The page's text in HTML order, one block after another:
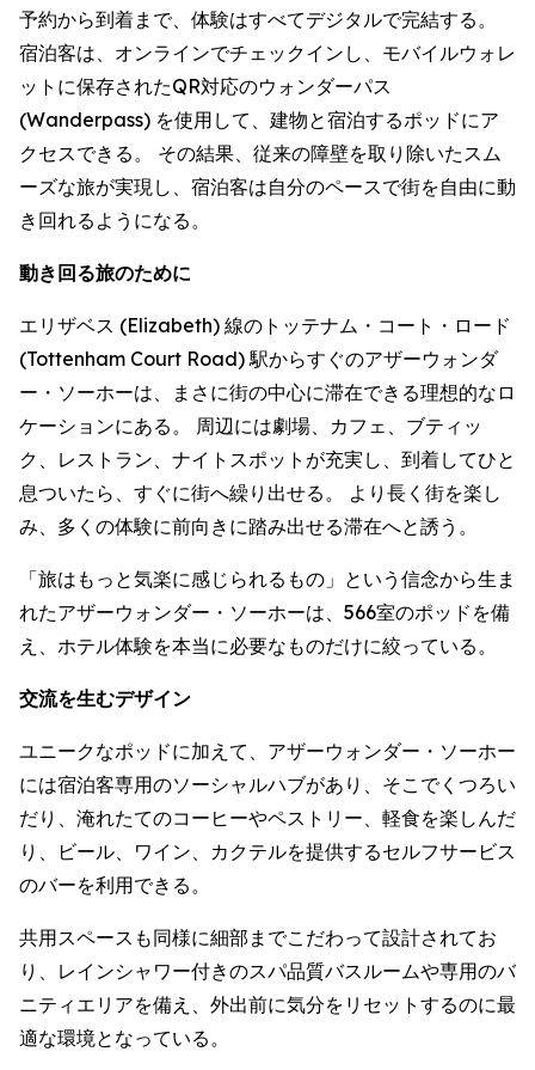
予約から到着まで、体験はすべてデジタルで完結する。
宿泊客は、オンラインでチェックインし、モバイルウォレ
ットに保存されたQR対応のウォンダーパス
(Wanderpass) を使用して、建物と宿泊するポッドにア
クセスできる。 その結果、従来の障壁を取り除いたスム
ーズな旅が実現し、宿泊客は自分のペースで街を自由に動
き回れるようになる。
動き回る旅のために
エリザベス (Elizabeth) 線のトッテナム・コート・ロード
(Tottenham Court Road) 駅からすぐのアザーウォンダ
ー・ソーホーは、まさに街の中心に滞在できる理想的なロ
ケーションにある。 周辺には劇場、カフェ、ブティッ
ク、レストラン、ナイトスポットが充実し、到着してひと
息ついたら、すぐに街へ繰り出せる。 より長く街を楽し
み、多くの体験に前向きに踏み出せる滞在へと誘う。
「旅はもっと気楽に感じられるもの」という信念から生ま
れたアザーウォンダー・ソーホーは、566室のポッドを備
え、ホテル体験を本当に必要なものだけに絞っている。
交流を生むデザイン
ユニークなポッドに加えて、アザーウォンダー・ソーホー
には宿泊客専用のソーシャルハブがあり、そこでくつろい
だり、淹れたてのコーヒーやペストリー、軽食を楽しんだ
り、ビール、ワイン、カクテルを提供するセルフサービス
のバーを利用できる。
共用スペースも同様に細部までこだわって設計されてお
り、レインシャワー付きのスパ品質バスルームや専用のバ
ニティエリアを備え、外出前に気分をリセットするのに最
適な環境となっている。